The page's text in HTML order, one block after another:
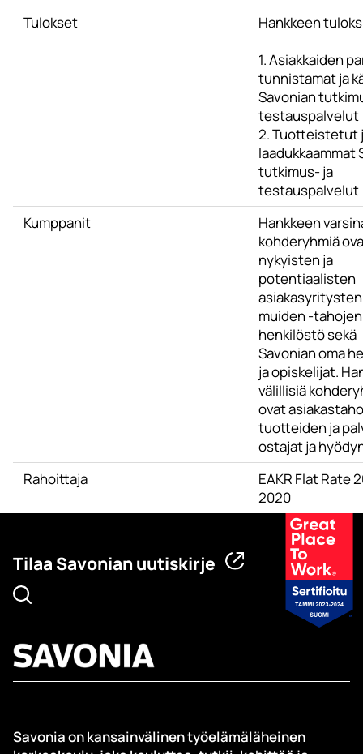
Tulokset
Hankkeen
1. Asiakkaiden
tunnistamat ja
Savonian
testauspalvelut
2. Tuotteistetut
laadukkaammat
tutkimus- ja
testauspalvelut
Kumppanit
Hankkeen
kohderyhmiä
nykyisten ja
potentiaalisten
muiden -tahojen
henkilöstö sekä
Savonian oma
ja opiskelijat.
välillisiä
ovat
tuotteiden ja
ostajat ja
Rahoittaja
EAKR Flat Rate
2020
Tilaa Savonian uutiskirje
Savonia on kansainvälinen työelämäläheinen